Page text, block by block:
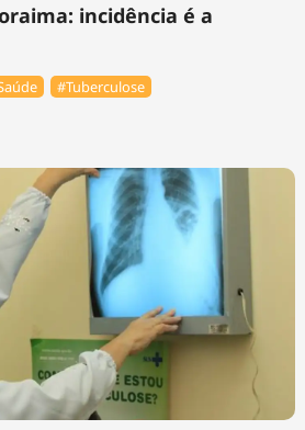
incidência é a
#Tuberculose